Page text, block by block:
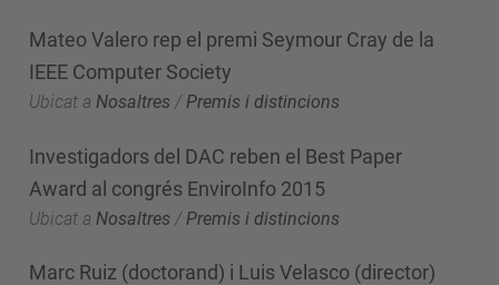
Mateo Valero rep el premi Seymour Cray de la
IEEE Computer Society
Ubicat a Nosaltres /Premis i distincions
Investigadors del DAC reben el Best Paper
Award al congrés EnviroInfo 2015
Ubicat a Nosaltres / Premis i distincions
Marc Ruiz (doctorand) i Luis Velasco (director)